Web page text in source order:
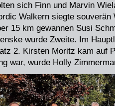
sich Finn und Marvin
Walkern siegte
15 km gewannen Susi
wurde Zweite. Im
2. Kirsten Moritz kam auf
war, wurde Holly